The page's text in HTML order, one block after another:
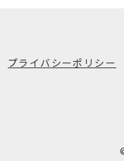
プライバシーポリシー